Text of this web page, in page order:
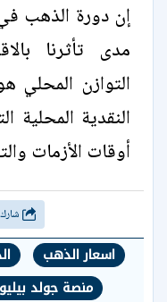
إن دورة الذهب
مدى تأثرنا
التوازن المحلي
النقدية
أوقات الأزمات
اسعار الذهب
منصة جولد